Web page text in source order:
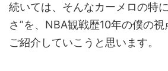
続いては、そんなカーメロの特
さ”を、NBA観戦歴10年の僕の
ご紹介していこうと思います。